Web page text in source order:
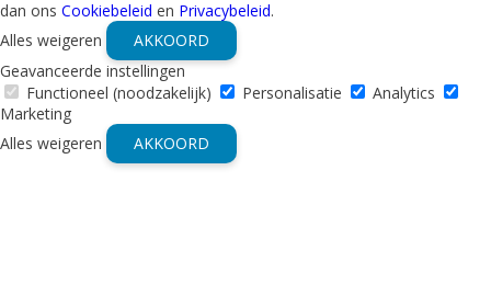
dan ons Cookiebeleid en Privacybeleid.
Alles weigeren
AKKOORD
Geavanceerde instellingen
Functioneel (noodzakelijk)
Personalisatie
Analytics
Marketing
Alles weigeren
AKKOORD